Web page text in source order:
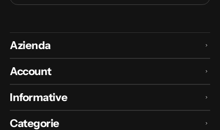
Azienda
Account
Informative
Categorie